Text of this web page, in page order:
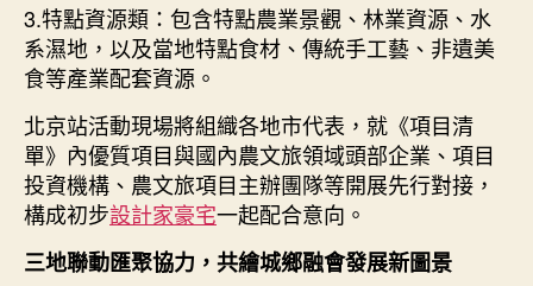
3.特點資源類：包含特點農業景觀、林業資源、水
系濕地，以及當地特點食材、傳統手工藝、非遺美
食等產業配套資源。
北京站活動現場將組織各地市代表，就《項目清
單》內優質項目與國內農文旅領域頭部企業、項目
投資機構、農文旅項目主辦團隊等開展先行對接，
構成初步設計家豪宅一起配合意向。
三地聯動匯聚協力，共繪城鄉融會發展新圖景